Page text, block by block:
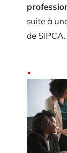
suite à
de SIPCA.